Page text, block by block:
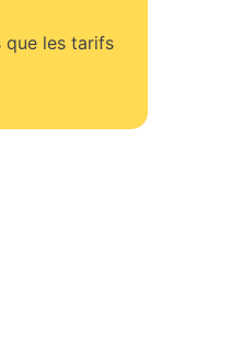
que les tarifs